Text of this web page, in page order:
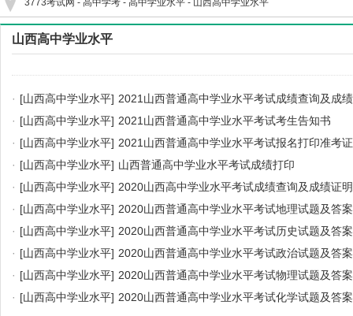
3773考试网 - 高中学考 - 高中学业水平 - 山西高中学业水平
山西高中学业水平
· [山西高中学业水平] 2021山西普通高中学业水平考试成绩查询及成
· [山西高中学业水平] 2021山西普通高中学业水平考试考生告知书
· [山西高中学业水平] 2021山西普通高中学业水平考试报名打印准考
· [山西高中学业水平] 山西普通高中学业水平考试成绩打印
· [山西高中学业水平] 2020山西高中学业水平考试成绩查询及成绩证
· [山西高中学业水平] 2020山西普通高中学业水平考试地理试题及答案
· [山西高中学业水平] 2020山西普通高中学业水平考试历史试题及答案
· [山西高中学业水平] 2020山西普通高中学业水平考试政治试题及答案
· [山西高中学业水平] 2020山西普通高中学业水平考试物理试题及答案
· [山西高中学业水平] 2020山西普通高中学业水平考试化学试题及答案